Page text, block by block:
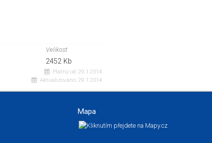
Velikost
2452 Kb
Platný od:29.1.2014
Aktualizováno:29.1.2014
Mapa